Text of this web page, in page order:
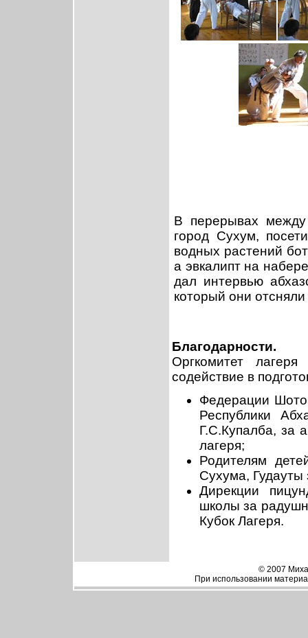
В перерывах между
город Сухум,
водных растений
а эвкалипт на
дал интервью
который они
Благодарности.
Оргкомитет
содействие в
Федерации
Республики
Г.С.Купалба, за
лагеря;
Родителям
Сухума, Гудауты
Дирекции
школы за
Кубок Лагеря.
© 2007
При использовании